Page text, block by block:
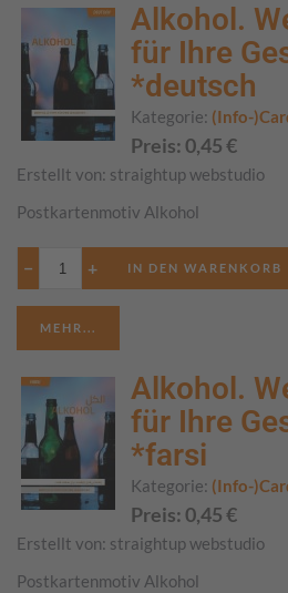
Alkohol.
für Ihre
*deutsch
Kategorie: (Info-
Preis: 0,45€
Erstellt von: straightup webstudio
Postkartenmotiv Alkohol
− +
MEHR...
Alkohol.
für Ihre
*farsi
Kategorie: (Info-
Preis: 0,45€
Erstellt von: straightup webstudio
Postkartenmotiv Alkohol